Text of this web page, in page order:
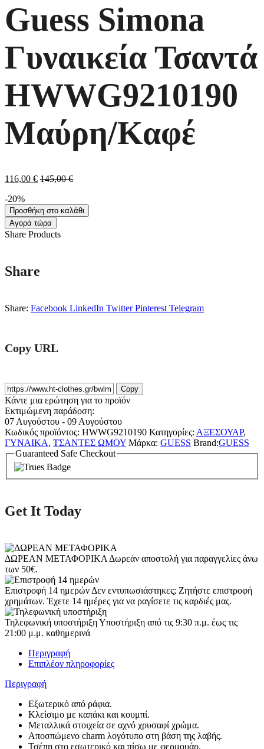
Guess Simona
Γυναικεία Τσαντά
HWWG9210190
Μαύρη/Καφέ
116,00 € 145,00€
-20%
Προσθήκη στο καλάθι
Αγορά τώρα
Share Products
Share
Share: Facebook LinkedIn Twitter Pinterest Telegram
Copy URL
Copy
Κάντε μια ερώτηση για το προϊόν
Εκτιμώμενη παράδοση:
07 Αυγούστου - 09 Αυγούστου
Κωδικός προϊόντος: HWWG9210190 Κατηγορίες: ΑΞΕΣΟΥΑΡ,
ΓΥΝΑΙΚΑ, ΤΣΑΝΤΕΣ ΩΜΟΥ Μάρκα: GUESS Brand:GUESS
Guaranteed Safe Checkout
Get It Today
ΔΩΡΕΑΝ ΜΕΤΑΦΟΡΙΚΑ Δωρεάν αποστολή για παραγγελίες άνω
των 50€.
Επιστροφή 14 ημερών Δεν εντυπωσιάστηκες; Ζητήστε επιστροφή
χρημάτων. Έχετε 14 ημέρες για να ραγίσετε τις καρδιές μας.
Τηλεφωνική υποστήριξηΥποστήριξη από τις 9:30 π.μ. έως τις
21:00 μ.μ. καθημερινά
Περιγραφή
Επιπλέον πληροφορίες
Περιγραφή
Εξωτερικό από ράφια.
Κλείσιμο με καπάκι και κουμπί.
Μεταλλικά στοιχεία σε αχνό χρυσαφί χρώμα.
Αποσπώμενο charm λογότυπο στη βάση της λαβής.
Τσέπη στο εσωτερικό και πίσω με φερμουάρ.